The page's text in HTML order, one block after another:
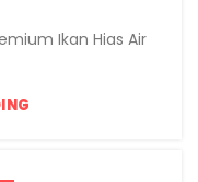
Ikan Hias Air